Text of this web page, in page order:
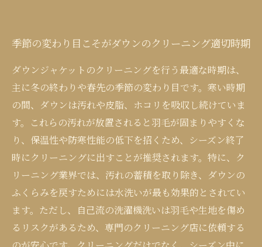
季節の変わり目こそがダウンのクリーニング適切時期
ダウンジャケットのクリーニングを行う最適な時期は、
主に冬の終わりや春先の季節の変わり目です。寒い時期
の間、ダウンは汚れや皮脂、ホコリを吸収し続けていま
す。これらの汚れが放置されると羽毛が固まりやすくな
り、保温性や防寒性能の低下を招くため、シーズン終了
時にクリーニングに出すことが推奨されます。特に、ク
リーニング業界では、汚れの蓄積を取り除き、ダウンの
ふくらみを戻すためには水洗いが最も効果的とされてい
ます。ただし、自己流の洗濯機洗いは羽毛や生地を傷め
るリスクがあるため、専門のクリーニング店に依頼する